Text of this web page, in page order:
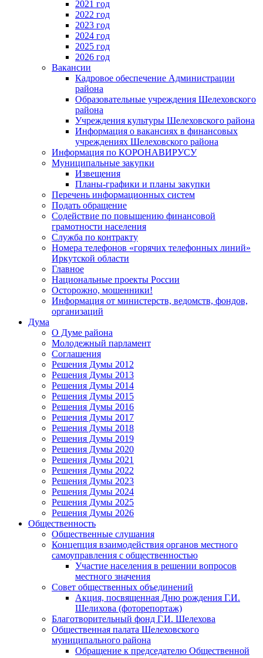
2021 год
2022 год
2023 год
2024 год
2025 год
2026 год
Вакансии
Кадровое обеспечение Администрации
района
Образовательные учреждения Шелеховского
района
Учреждения культуры Шелеховского района
Информация о вакансиях в финансовых
учреждениях Шелеховского района
Информация по КОРОНАВИРУСУ
Муниципальные закупки
Извещения
Планы-графики и планы закупки
Перечень информационных систем
Подать обращение
Содействие по повышению финансовой
грамотности населения
Служба по контракту
Номера телефонов «горячих телефонных линий»
Иркутской области
Главное
Национальные проекты России
Осторожно, мошенники!
Информация от министерств, ведомств, фондов,
организаций
Дума
О Думе района
Молодежный парламент
Соглашения
Решения Думы 2012
Решения Думы 2013
Решения Думы 2014
Решения Думы 2015
Решения Думы 2016
Решения Думы 2017
Решения Думы 2018
Решения Думы 2019
Решения Думы 2020
Решения Думы 2021
Решения Думы 2022
Решения Думы 2023
Решения Думы 2024
Решения Думы 2025
Решения Думы 2026
Общественность
Общественные слушания
Концепция взаимодействия органов местного
самоуправления с общественностью
Участие населения в решении вопросов
местного значения
Совет общественных объединений
Акция, посвященная Дню рождения Г.И.
Шелихова (фоторепортаж)
Благотворительный фонд Г.И. Шелехова
Общественная палата Шелеховского
муниципального района
Обращение к председателю Общественной